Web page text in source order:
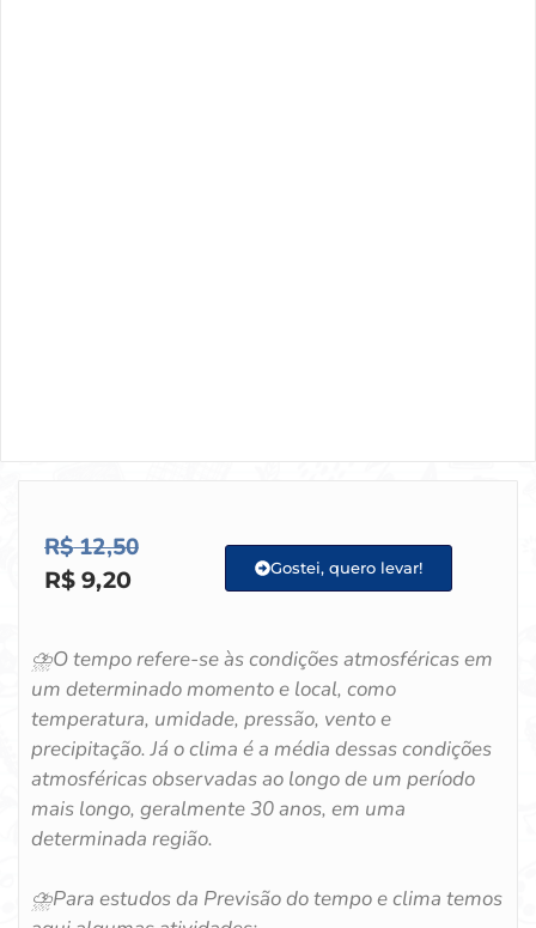
R$12,50
R$ 9,20 Gostei, quero levar!
⛈️O tempo refere-se às condições atmosféricas em
um determinado momento e local, como
temperatura, umidade, pressão, vento e
precipitação. Já o clima é a média dessas condições
atmosféricas observadas ao longo de um período
mais longo, geralmente 30 anos, em uma
determinada região.
⛈️Para estudos da Previsão do tempo e clima temos